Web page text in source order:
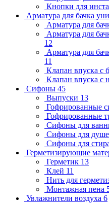
Кнопки для
Арматура для бачка
Арматура для
Арматура для
12
Арматура для
11
Клапан впуска с
Клапан впуска с
Сифоны 45
Выпуски 13
Гофрированные
Гофрированные
Сифоны для
Сифоны для
Сифоны для
Герметизирующие
Герметик 13
Клей 11
Нить для
Монтажная пена
Увлажнители воздуха 6